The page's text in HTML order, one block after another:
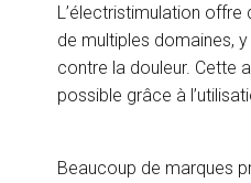
L’électristimulation
de multiples domaines,
contre la douleur. Cette
possible grâce à
Beaucoup de marques